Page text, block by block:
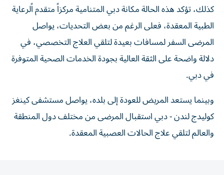
كذلك، تؤكد هذه الحالة مكانة دبي المتنامية مركزاً متقدم اًلرعاية
الطبية المعقدة، فعلى الرغم من بعض التحديات، يواصل
المرضى السفر لمسافات بعيدة لتلقي العلاج التخصصي، في
دلالة واضحة على الثقة العالية بجودة الخدمات الصحية المتوفرة
في دبي.
وبينما يستعد المريض للعودة إلى بلده، يواصل مستشفى كينغز
كوليدج لندن - دبي استقبال المرضى من مختلف دول المنطقة
والعالم لتلقي علاج الحالات العصبية المعقدة.